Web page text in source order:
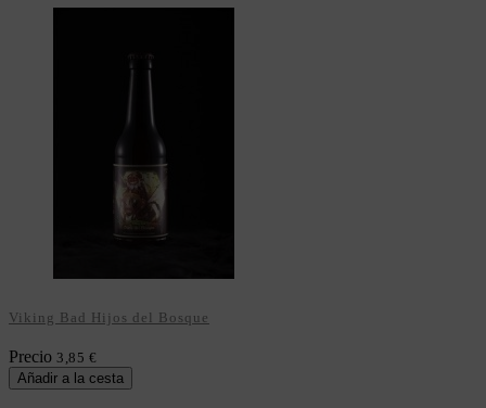
Viking Bad Hijos del Bosque
Precio 3,85 €
Añadir a la cesta